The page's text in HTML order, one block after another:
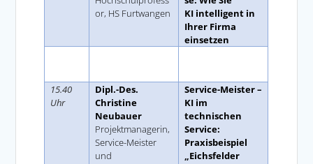
or, HS Furtwangen
KI intelligent in
Ihrer Firma
einsetzen
15.40
Uhr
Dipl.-Des.
Christine
Neubauer
Projektmanagerin,
Service-Meister
und
Service-Meister –
KI im
technischen
Service:
Praxisbeispiel
„Eichsfelder